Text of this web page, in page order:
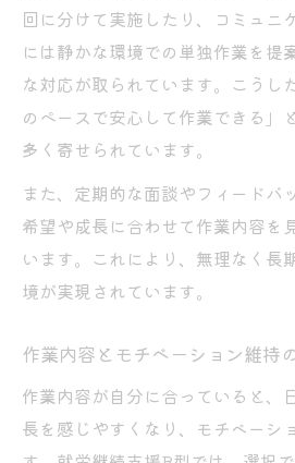
回に分けて実施したり、コミュニ
には静かな環境での単独作業を提
な対応が取られています。こうし
のペースで安心して作業できる」
多く寄せられています。
また、定期的な面談やフィードバ
希望や成長に合わせて作業内容を
います。これにより、無理なく長
境が実現されています。
作業内容とモチベーション維持
作業内容が自分に合っていると、
長を感じやすくなり、モチベーシ